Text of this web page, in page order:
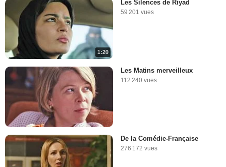
1:20
Les Silences de Riyad
59 201 vues
Les Matins merveilleux
112 240 vues
De la Comédie-Française
276 172 vues